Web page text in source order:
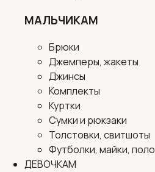
МАЛЬЧИКАМ
Брюки
Джемперы, жакеты
Джинсы
Комплекты
Куртки
Сумки и рюкзаки
Толстовки, свитшоты
Футболки, майки, поло
ДЕВОЧКАМ